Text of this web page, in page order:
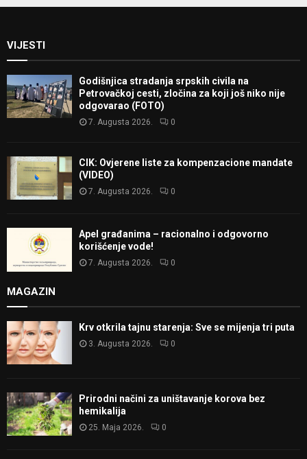
VIJESTI
Godišnjica stradanja srpskih civila na
Petrovačkoj cesti, zločina za koji još niko nije
odgovarao (FOTO)
7. Augusta 2026. 0
CIK: Ovjerene liste za kompenzacione mandate
(VIDEO)
7. Augusta 2026. 0
Apel građanima – racionalno i odgovorno
korišćenje vode!
7. Augusta 2026. 0
MAGAZIN
Krv otkrila tajnu starenja: Sve se mijenja tri puta
3. Augusta 2026. 0
Prirodni načini za uništavanje korova bez
hemikalija
25. Maja 2026. 0